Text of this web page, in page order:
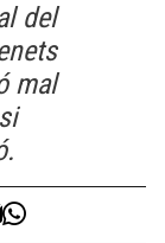
del
mal